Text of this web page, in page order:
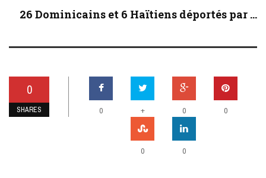
26 Dominicains et 6 Haïtiens déportés par ...
0
SHARES 0 + 0 0
0 0